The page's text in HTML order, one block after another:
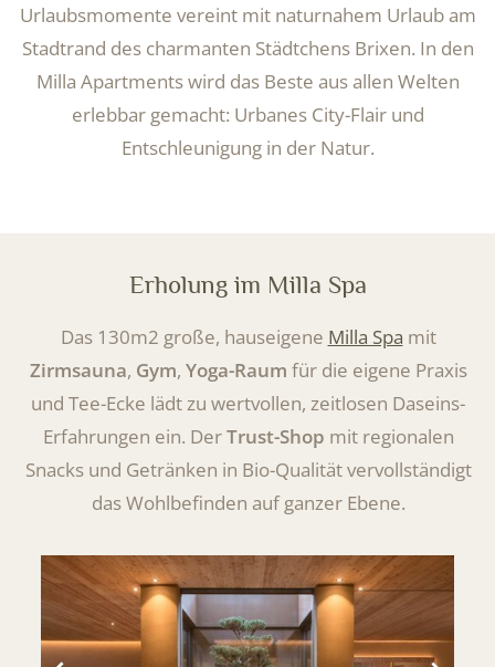
Urlaubsmomente vereint mit naturnahem Urlaub am
Stadtrand des charmanten Städtchens Brixen. In den
Milla Apartments wird das Beste aus allen Welten
erlebbar gemacht: Urbanes City-Flair und
Entschleunigung in der Natur.
Erholung im Milla Spa
Das 130m2 große, hauseigene Milla Spa mit
Zirmsauna, Gym, Yoga-Raum für die eigene Praxis
und Tee-Ecke lädt zu wertvollen, zeitlosen Daseins-
Erfahrungen ein. DerTrust-Shop mit regionalen
Snacks und Getränken in Bio-Qualität vervollständigt
das Wohlbefinden auf ganzer Ebene.